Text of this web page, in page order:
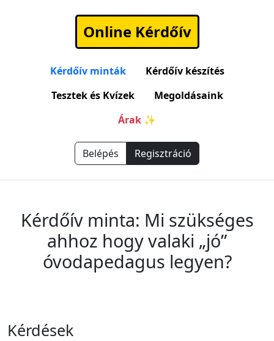
Online Kérdőív
Kérdőív minták
Kérdőív készítés
Tesztek és Kvízek
Megoldásaink
Árak ✨
Belépés Regisztráció
Kérdőív minta: Mi szükséges
ahhoz hogy valaki „jó”
óvodapedagus legyen?
Kérdések